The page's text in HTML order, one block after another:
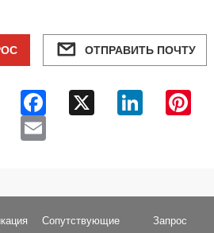
ОТПРАВИТЬ ПОЧТУ
Facebook
X LinkedIn
Email
Сопутствующие Запрос